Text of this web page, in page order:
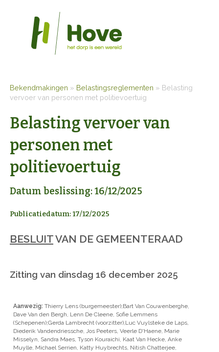
Bekendmakingen » Belastingsreglementen » Belasting
vervoer van personen met politievoertuig
Belasting vervoer van
personen met
politievoertuig
Datum beslissing: 16/12/2025
Publicatiedatum: 17/12/2025
BESLUITVAN DE GEMEENTERAAD
Zitting van dinsdag 16 december 2025
Aanwezig: Thierry Lens (burgemeester);Bart Van Couwenberghe,
Dave Van den Bergh, Lenn De Cleene, Sofie Lemmens
(Schepenen);Gerda Lambrecht (voorzitter);Luc Vuylsteke de Laps,
Diederik Vandendriessche, Jos Peeters, Veerle D'Haene, Marie
Misselyn, Sandra Maes, Tyson Kouraichi, Kaat Van Hecke, Anke
Muylle, Michael Serrien, Katty Huybrechts, Nitish Chatterjee,